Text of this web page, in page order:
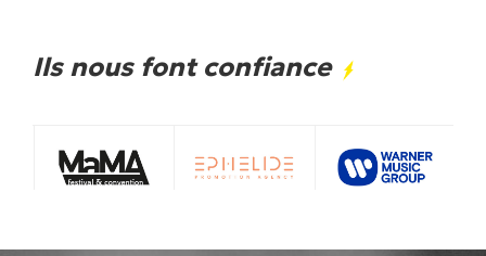
Ils nous font confiance